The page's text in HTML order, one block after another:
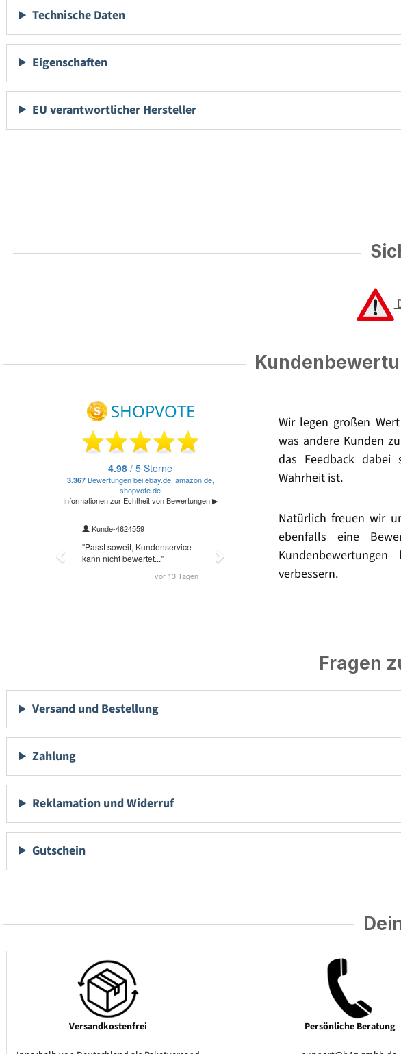
Technische Daten
Eigenschaften
EU verantwortlicher Hersteller
Wir legen großen
was andere Kunden
das Feedback
Wahrheit ist.
Natürlich freuen wir
ebenfalls eine
verbessern.
Fragen
Versand und Bestellung
Zahlung
Reklamation und Widerruf
Gutschein
Versandkostenfrei Persönliche Beratung